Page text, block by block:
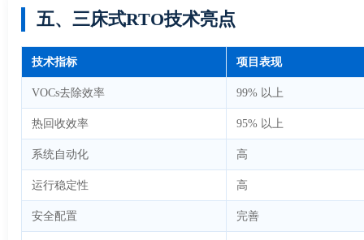
五、三床式RTO技术亮点
技术指标 项目表现
VOCs去除效率 99% 以上
热回收效率 95% 以上
系统自动化 高
运行稳定性 高
安全配置 完善